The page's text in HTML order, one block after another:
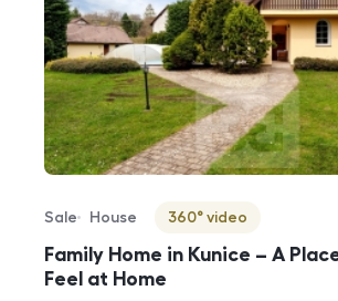
Family Home in Kunice – A
Feel at Home
Offer type
Sale
Property type
House
Virtuální prohlídka
360° video